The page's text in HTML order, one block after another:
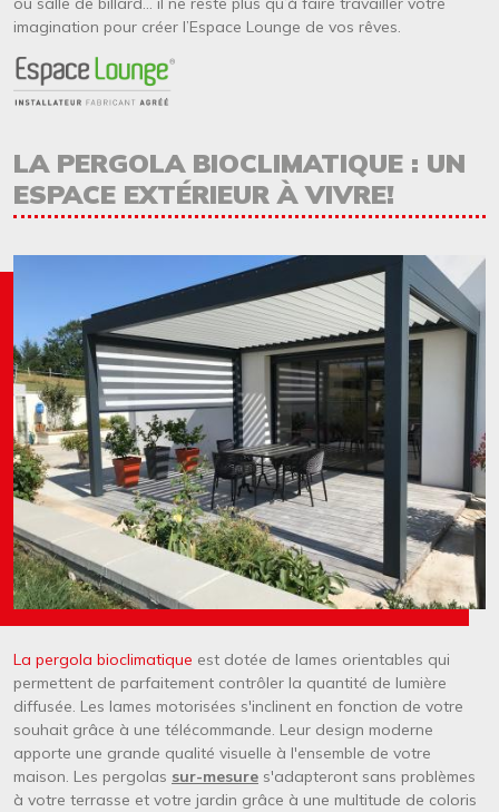
imagination pour créer l’Espace Lounge de vos rêves.
Image
LA PERGOLA BIOCLIMATIQUE : UN
ESPACE EXTÉRIEUR À VIVRE!
Texte
La pergola bioclimatique est dotée de lames orientables qui
permettent de parfaitement contrôler la quantité de lumière
diffusée. Les lames motorisées s'inclinent en fonction de votre
souhait grâce à une télécommande. Leur design moderne
apporte une grande qualité visuelle à l'ensemble de votre
maison. Les pergolas sur-mesure s'adapteront sans problèmes
à votre terrasse et votre jardin grâce à une multitude de coloris